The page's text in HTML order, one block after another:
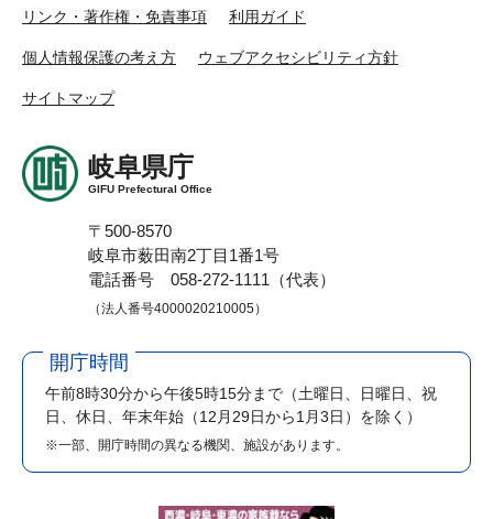
リンク・著作権・免責事項 利用ガイド
個人情報保護の考え方 ウェブアクセシビリティ方針
サイトマップ
岐阜県庁
GIFU Prefectural Office
〒500-8570
岐阜市薮田南2丁目1番1号
電話番号 058-272-1111（代表）
（法人番号4000020210005）
開庁時間
午前8時30分から午後5時15分まで （土曜日、日曜日、祝
日、休日、年末年始（12月29日から1月3日）を除く）
※一部、開庁時間の異なる機関、施設があります。